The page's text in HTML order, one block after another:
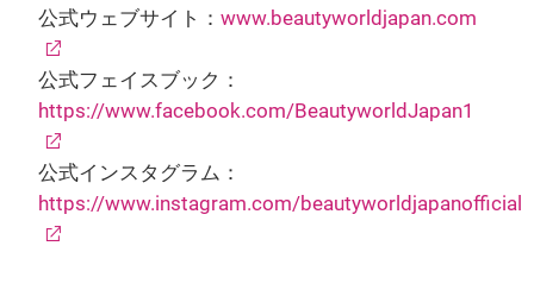
公式ウェブサイト： www.beautyworldjapan.com
公式フェイスブック：
https://www.facebook.com/BeautyworldJapan1
公式インスタグラム：
https://www.instagram.com/beautyworldjapanofficial